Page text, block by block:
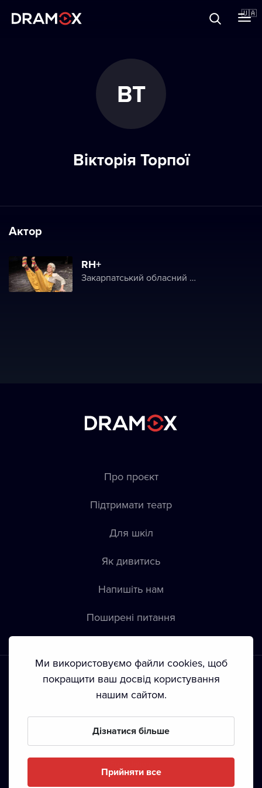
🇺🇦
Зареєструватися
ВТ
Вікторія Торпої
Актор
RH+
Закарпатський обласний угорський драматичний театр
Про проєкт
Підтримати театр
Для шкіл
Як дивитись
Напишіть нам
Пoширені питання
Положення й умови • Конфіденційність • Автoрські права
Ми використовуємо файли cookies, щоб
покращити ваш досвід користування
нашим сайтом.
Дізнатися більше
Прийняти все